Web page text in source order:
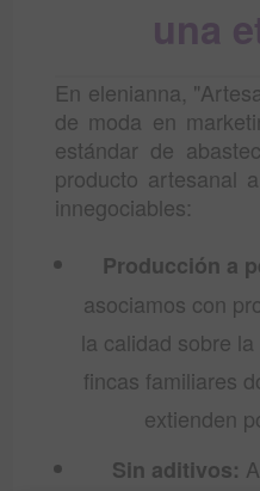
una
En elenianna,
de moda en
estándar de
producto artesanal
innegociables:
Producción a
asociamos con
la calidad sobre
fincas familiares
extienden
Sin aditivos: